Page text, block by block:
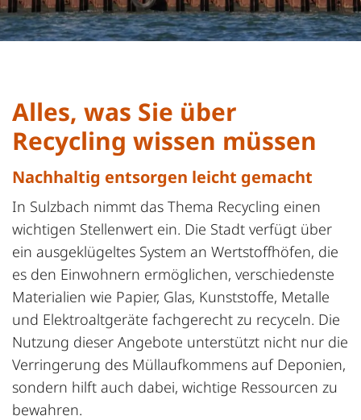
Alles, was Sie über
Recycling wissen müssen
Nachhaltig entsorgen leicht gemacht
In Sulzbach nimmt das Thema Recycling einen
wichtigen Stellenwert ein. Die Stadt verfügt über
ein ausgeklügeltes System an Wertstoffhöfen, die
es den Einwohnern ermöglichen, verschiedenste
Materialien wie Papier, Glas, Kunststoffe, Metalle
und Elektroaltgeräte fachgerecht zu recyceln. Die
Nutzung dieser Angebote unterstützt nicht nur die
Verringerung des Müllaufkommens auf Deponien,
sondern hilft auch dabei, wichtige Ressourcen zu
bewahren.